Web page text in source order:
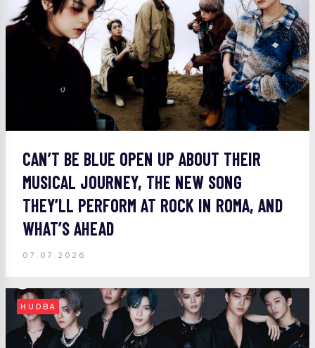
CAN’T BE BLUE OPEN UP ABOUT THEIR
MUSICAL JOURNEY, THE NEW SONG
THEY’LL PERFORM AT ROCK IN ROMA, AND
WHAT’S AHEAD
07.07.2026
HUDBA